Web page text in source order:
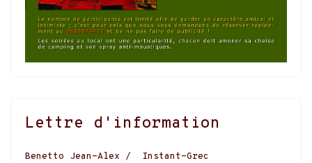
Lettre d'information
Benetto Jean-Alex
Instant-Grec